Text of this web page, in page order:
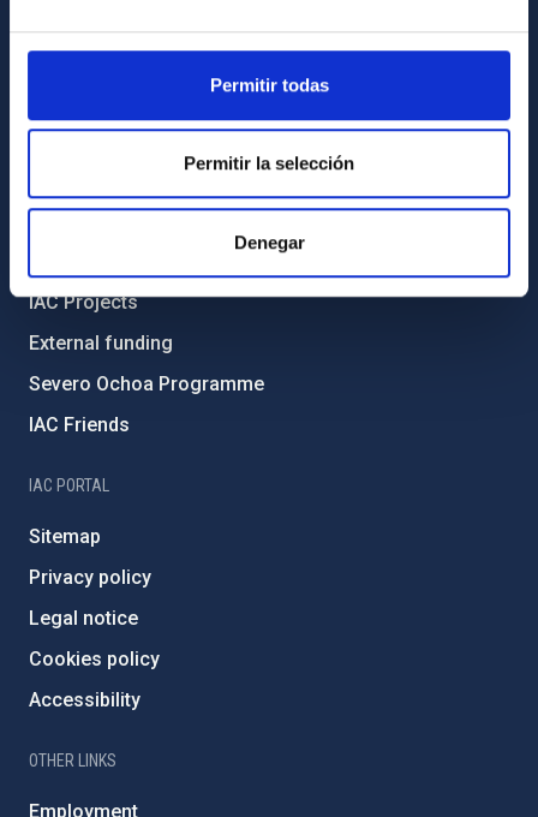
Permitir todas
Permitir la selección
Denegar
Legislation
Code of ethics and anti-fraud policy
Environment and Sustainability
IAC Projects
External funding
Severo Ochoa Programme
IAC Friends
IAC PORTAL
Sitemap
Privacy policy
Legal notice
Cookies policy
Accessibility
OTHER LINKS
Employment